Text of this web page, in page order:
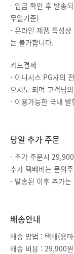
- 입금 확인 후 발송
무일기준)
- 온라인 제품 특성
는 불가합니다.
카드결제
- 이니시스 PG사의
으셔도 되며 고객님
- 이용가능한 국내
당일 추가 주문
- 추가 주문시
추가 택배비는 문의
- 발송된 이후 추가는
배송안내
배송 방법 : 택배(용
배송 비용 : 29,900